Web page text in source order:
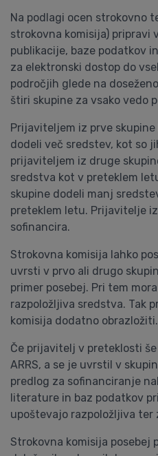
Na podlagi ocen strokovno
strokovna komisija) pripravi
publikacije, baze podatkov
za elektronski dostop do
področjih glede na
štiri skupine za vsako vedo
Prijaviteljem iz prve
dodeli več sredstev, kot so
prijaviteljem iz druge
sredstva kot v preteklem
skupine dodeli manj
preteklem letu. Prijavitelje
sofinancira.
Strokovna komisija lahko
uvrsti v prvo ali drugo
primer posebej. Pri tem
razpoložljiva sredstva. Tak
komisija dodatno obrazložiti.
Če prijavitelj v preteklosti
ARRS, a se je uvrstil v
predlog za sofinanciranje
literature in baz podatkov
upoštevajo razpoložljiva ter
Strokovna komisija posebej